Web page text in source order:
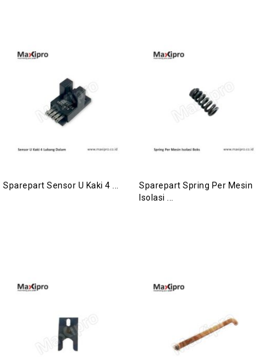
Sparepart Sensor U Kaki 4 ...
Sparepart Spring Per Mesin
Isolasi ...